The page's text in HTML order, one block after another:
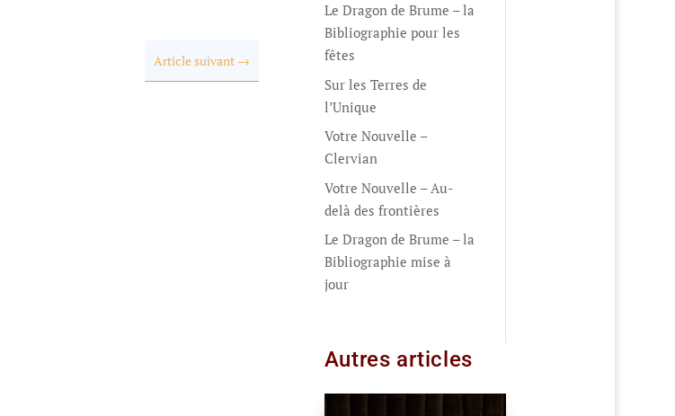
Article suivant→
Le Dragon de Brume – la
Bibliographie pour les
fêtes
Sur les Terres de
l’Unique
Votre Nouvelle –
Clervian
Votre Nouvelle – Au-
delà des frontières
Le Dragon de Brume – la
Bibliographie mise à
jour
Autres articles